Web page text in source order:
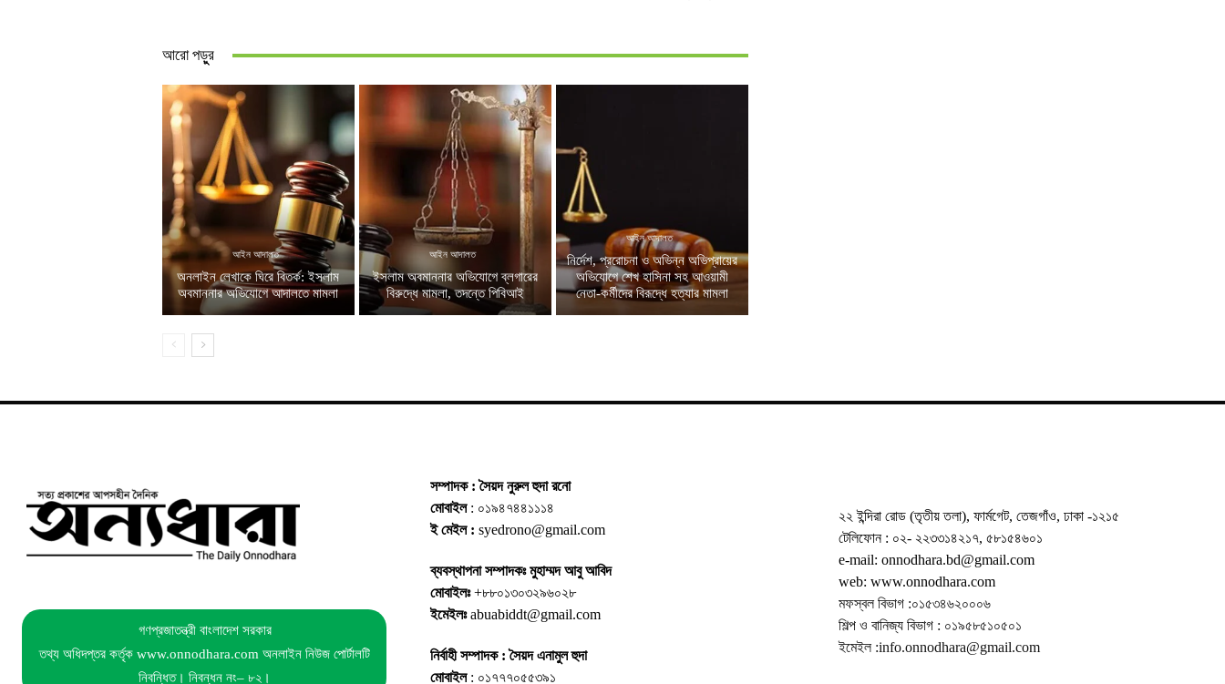
আরো পড়ুুর
আইন আদালত
অনলাইন লেখাকে ঘিরে বিতর্ক: ইসলাম
অবমাননার অভিযোগে আদালতে মামলা
আইন আদালত
ইসলাম অবমাননার অভিযোগে ব্লগারের
বিরুদ্ধে মামলা, তদন্তে পিবিআই
আইন আদালত
নির্দেশ, প্ররোচনা ও অভিন্ন অভিপ্রায়ের
অভিযোগে শেখ হাসিনা সহ আওয়ামী
নেতা-কর্মীদের বিরূদ্ধে হত্যার মামলা
গণপ্রজাতন্ত্রী বাংলাদেশ সরকার
তথ্য অধিদপ্তর কর্তৃক www.onnodhara.com অনলাইন নিউজ পোর্টালটি
নিবন্ধিত। নিবন্ধন নং– ৮২।
সম্পাদক : সৈয়দ নুরুল হুদা রনো
মোবাইল: ০১৯৪৭৪৪১১১৪
ই মেইল : syedrono@gmail.com
ব্যবস্থাপনা সম্পাদকঃ মুহাম্মদ আবু আবিদ
মোবাইলঃ+৮৮০১৩০৩২৯৬০২৮
ইমেইলঃabuabiddt@gmail.com
নির্বাহী সম্পাদক : সৈয়দ এনামুল হুদা
মোবাইল: ০১৭৭৭০৫৫৩৯১
২২ ইন্দিরা রোড (তৃতীয় তলা), ফার্মগেট, তেজগাঁও, ঢাকা -১২১৫
টেলিফোন : ০২- ২২৩৩১৪২১৭, ৫৮১৫৪৬০১
e-mail: onnodhara.bd@gmail.com
web: www.onnodhara.com
মফস্বল বিভাগ :০১৫৩৪৬২০০০৬
শিল্প ও বানিজ্য বিভাগ : ০১৯৫৮৫১০৫০১
ইমেইল :info.onnodhara@gmail.com